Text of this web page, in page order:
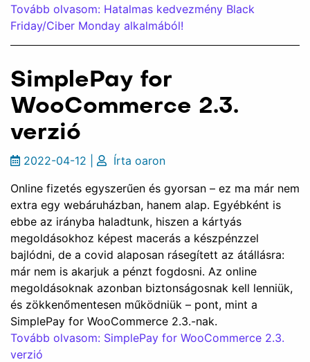
Tovább olvasom: Hatalmas kedvezmény Black
Friday/Ciber Monday alkalmából!
SimplePay for
WooCommerce 2.3.
verzió
2022-04-12 Írta oaron
Online fizetés egyszerűen és gyorsan – ez ma már nem
extra egy webáruházban, hanem alap. Egyébként is
ebbe az irányba haladtunk, hiszen a kártyás
megoldásokhoz képest macerás a készpénzzel
bajlódni, de a covid alaposan rásegített az átállásra:
már nem is akarjuk a pénzt fogdosni. Az online
megoldásoknak azonban biztonságosnak kell lenniük,
és zökkenőmentesen működniük – pont, mint a
SimplePay for WooCommerce 2.3.-nak.
Tovább olvasom: SimplePay for WooCommerce 2.3.
verzió